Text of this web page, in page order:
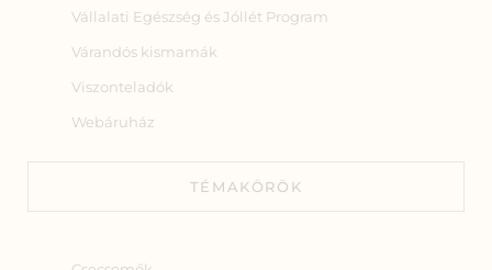
Vállalati Egészség és Jóllét Program
Várandós kismamák
Viszonteladók
Webáruház
TÉMAKÖRÖK